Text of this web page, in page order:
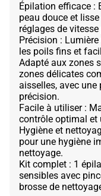
Épilation efficace :
peau douce et
réglages de
Précision :
les poils fins et
Adapté aux zones
zones délicates
aisselles, avec une
précision.
Facile à utiliser :
contrôle optimal
Hygiène et
pour une hygiène
nettoyage.
Kit complet : 1
sensibles avec